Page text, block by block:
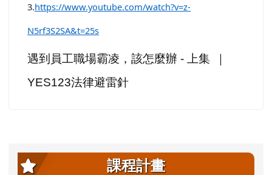
3.https://www.youtube.com/watch?v=z-
N5rf3S2SA&t=25s
遇到員工職場霸凌，該怎麼辦 - 上集
YES123法律避雷針
左邊區域內容
課程計畫